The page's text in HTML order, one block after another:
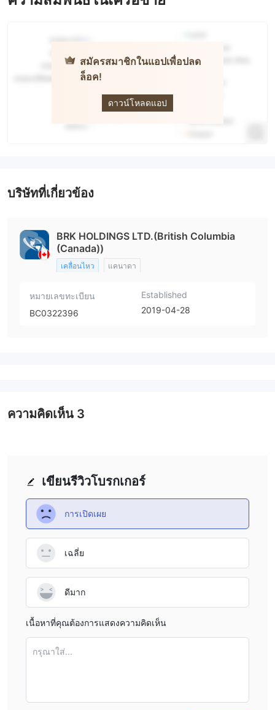
สมัครสมาชิกในแอปเพื่อปลด
ล็อค!
ดาวน์โหลดแอป
บริษัทที่เกี่ยวข้อง
BRK HOLDINGS LTD.(British Columbia
(Canada))
เคลื่อนไหว แคนาดา
หมายเลขทะเบียน
BC0322396
Established
2019-04-28
เขียนรีวิวโบรกเกอร์
การเปิดเผย
เฉลี่ย
ดีมาก
เนื้อหาที่คุณต้องการแสดงความคิดเห็น
กรุณาใส่...
ความคิดเห็น 3